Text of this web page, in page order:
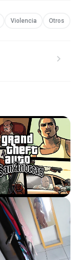
Violencia Otros